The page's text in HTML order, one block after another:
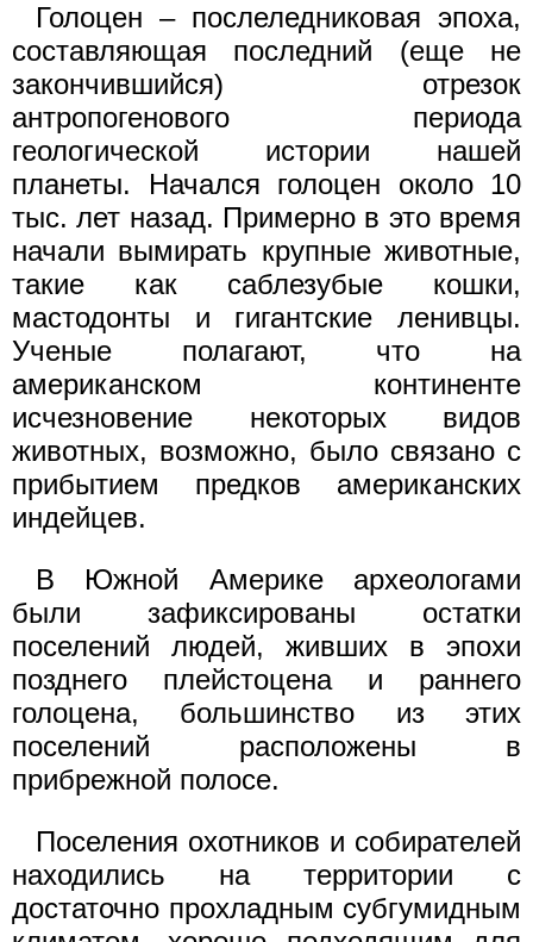
Голоцен – послеледниковая эпоха,
составляющая последний (еще не
закончившийся) отрезок
антропогенового периода
геологической истории нашей
планеты. Начался голоцен около 10
тыс. лет назад. Примерно в это время
начали вымирать крупные животные,
такие как саблезубые кошки,
мастодонты и гигантские ленивцы.
Ученые полагают, что на
американском континенте
исчезновение некоторых видов
животных, возможно, было связано с
прибытием предков американских
индейцев.
В Южной Америке археологами
были зафиксированы остатки
поселений людей, живших в эпохи
позднего плейстоцена и раннего
голоцена, большинство из этих
поселений расположены в
прибрежной полосе.
Поселения охотников и собирателей
находились на территории с
достаточно прохладным субгумидным